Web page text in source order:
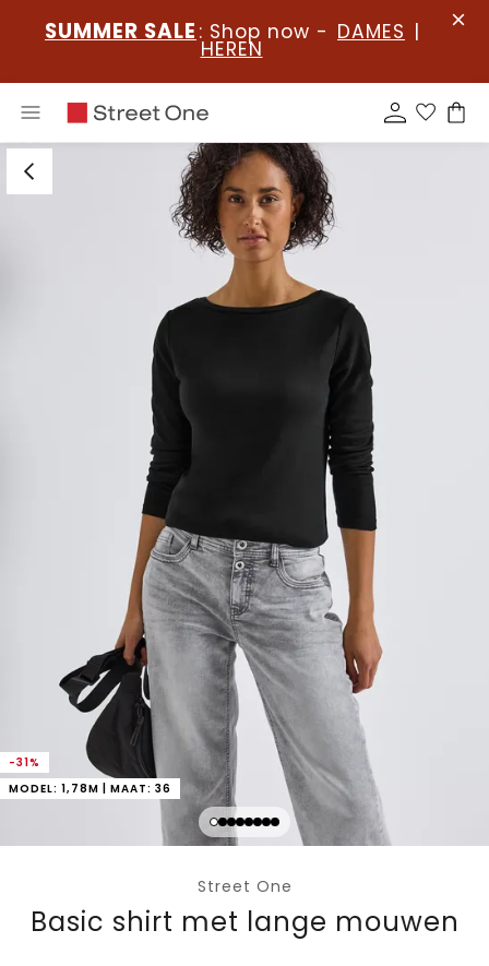
SUMMER SALE : Shop now - DAMES |
HEREN
-31%
MODEL: 1,78M | MAAT: 36
Street One
Basic shirt met lange mouwen